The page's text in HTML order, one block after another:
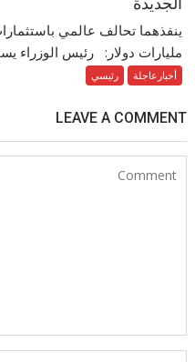
مليارات دولار: رئيس الوزراء
أخبارعاجلة رئيسي
LEAVE A COMMENT